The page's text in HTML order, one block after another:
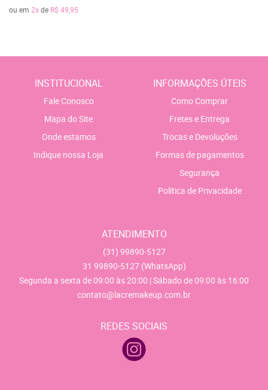
ou em 2xde R$ 49,95
INSTITUCIONAL
Fale Conosco
Mapa do Site
Onde estamos
Indique nossa Loja
INFORMAÇÕES ÚTEIS
Como Comprar
Fretes e Entrega
Trocas e Devoluções
Formas de pagamentos
Segurança
Política de Privacidade
ATENDIMENTO
(31) 99890-5127
31 99890-5127 (WhatsApp)
Segunda a sexta de 09:00 às 20:00 | Sábado de 09:00 às 16:00
contato@lacremakeup.com.br
REDES SOCIAIS